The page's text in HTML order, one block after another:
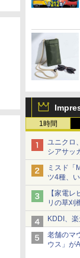
1時間
ユニクロ
シアサッ
ショーツ
ミスド「
ツ4種、
【家電
リの草刈
KDDI、
老舗のマ
ウス」が
化、